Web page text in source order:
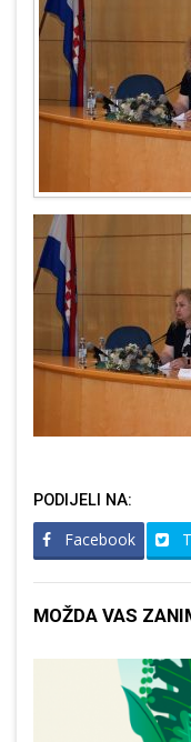
PODIJELI NA:
Facebook
MOŽDA VAS